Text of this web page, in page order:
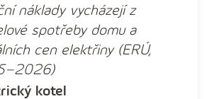
náklady vycházejí z
spotřeby domu a
cen elektřiny (ERÚ,
kotel